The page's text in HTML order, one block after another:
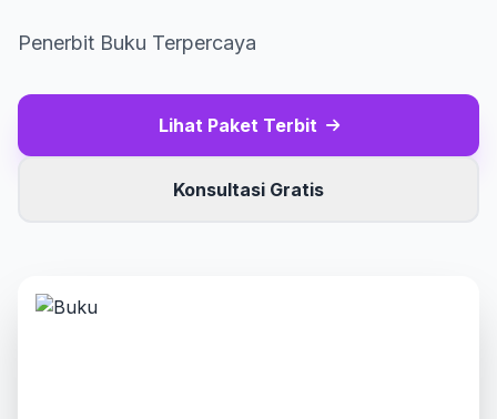
Penerbit Buku Terpercaya
Lihat Paket Terbit
Konsultasi Gratis